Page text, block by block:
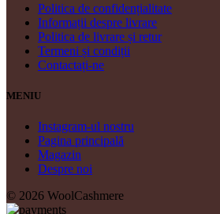
Politica de confidențialitate
Informații despre livrare
Politica de livrare și retur
Termeni și condiții
Contactați-ne
MENIU
Instagram-ul nostru
Pagina principală
Magazin
Despre noi
© 2026 WoolCashmere